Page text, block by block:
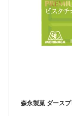
森永製菓 ダース